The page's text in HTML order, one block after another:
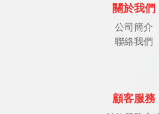
關於我們
公司簡介
聯絡我們
顧客服務